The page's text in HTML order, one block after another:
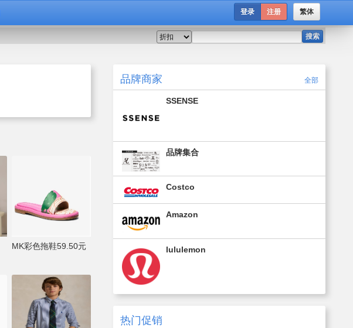
繁体
登录 注册
搜索
MK彩色拖鞋59.50元
品牌商家 全部
SSENSE
品牌集合
Costco
Amazon
lululemon
热门促销